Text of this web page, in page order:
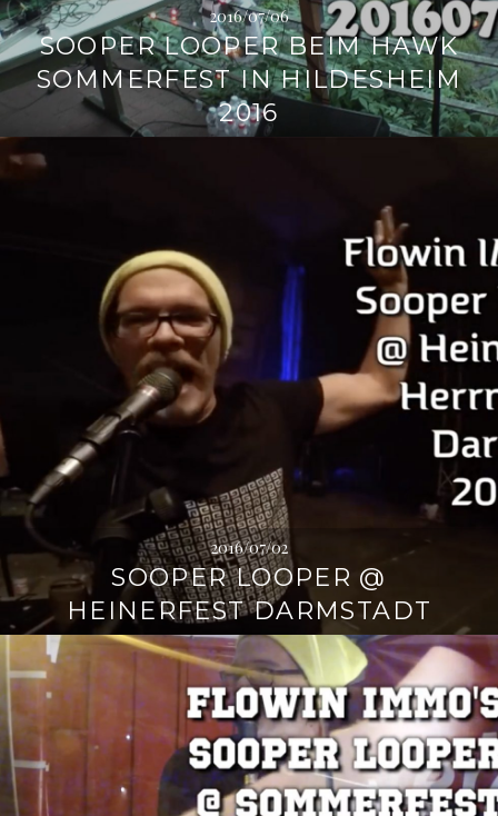
2016/07/06
SOOPER LOOPER BEIM HAWK
SOMMERFEST IN HILDESHEIM
2016
2016/07/02
SOOPER LOOPER @
HEINERFEST DARMSTADT